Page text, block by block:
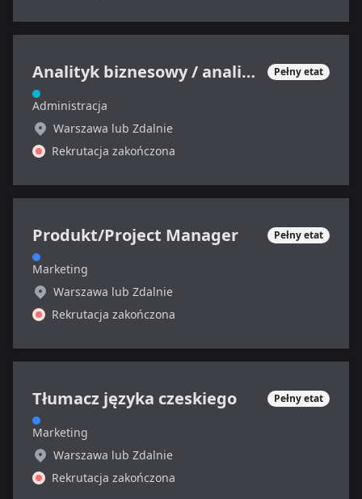
Analityk biznesowy / analityczka biznesowa / product owner Pełny etat
Administracja
Warszawa lub Zdalnie
Rekrutacja zakończona
Produkt/Project Manager Pełny etat
Marketing
Warszawa lub Zdalnie
Rekrutacja zakończona
Tłumacz języka czeskiego Pełny etat
Marketing
Warszawa lub Zdalnie
Rekrutacja zakończona